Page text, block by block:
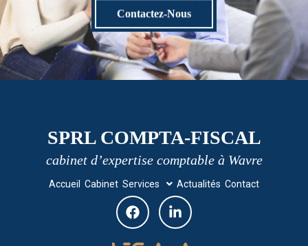
Contactez-Nous
SPRL COMPTA-FISCAL
cabinet d’expertise comptable à Wavre
Accueil Cabinet Services Actualités Contact